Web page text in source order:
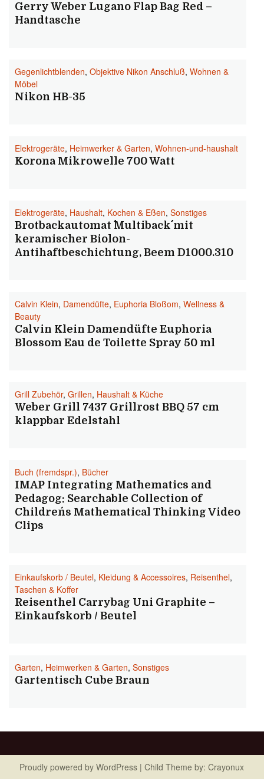
Gerry Weber Lugano Flap Bag Red –
Handtasche
Gegenlichtblenden, Objektive Nikon Anschluß, Wohnen &
Möbel
Nikon HB-35
Elektrogeräte, Heimwerker & Garten, Wohnen-und-haushalt
Korona Mikrowelle 700 Watt
Elektrogeräte, Haushalt, Kochen & Eßen, Sonstiges
Brotbackautomat ´´Multiback´´ mit
keramischer Biolon-
Antihaftbeschichtung, Beem D1000.310
Calvin Klein, Damendüfte, Euphoria Bloßom, Wellness &
Beauty
Calvin Klein Damendüfte Euphoria
Blossom Eau de Toilette Spray 50 ml
Grill Zubehör, Grillen, Haushalt & Küche
Weber Grill 7437 Grillrost BBQ 57 cm
klappbar Edelstahl
Buch (fremdspr.), Bücher
IMAP Integrating Mathematics and
Pedagog: Searchable Collection of
Children´s Mathematical Thinking Video
Clips
Einkaufskorb / Beutel, Kleidung & Accessoires, Reisenthel,
Taschen & Koffer
Reisenthel Carrybag Uni Graphite –
Einkaufskorb / Beutel
Garten, Heimwerken & Garten, Sonstiges
Gartentisch Cube Braun
Proudly powered by WordPress | Child Theme by: Crayonux